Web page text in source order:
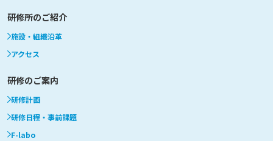
研修所のご紹介
施設・組織沿革
アクセス
研修のご案内
研修計画
研修日程・事前課題
F-labo